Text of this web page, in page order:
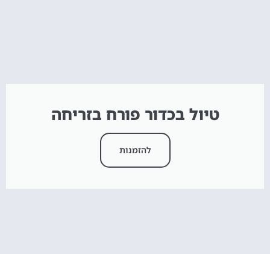
טיול בכדור פורח בזריחה
להזמנות